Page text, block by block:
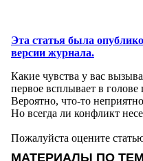
Эта статья была
версии журнала.
Какие чувства у вас
первое всплывает в
Вероятно, что-то
Но всегда ли конфликт
Пожалуйста оцените
МАТЕРИАЛЫ ПО